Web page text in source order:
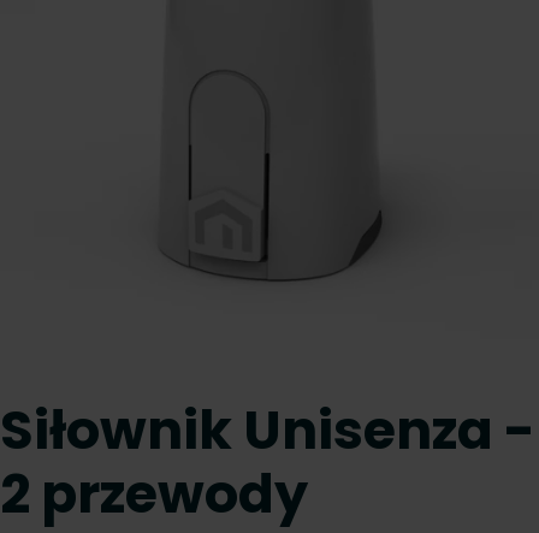
Siłownik Unisenza -
2 przewody